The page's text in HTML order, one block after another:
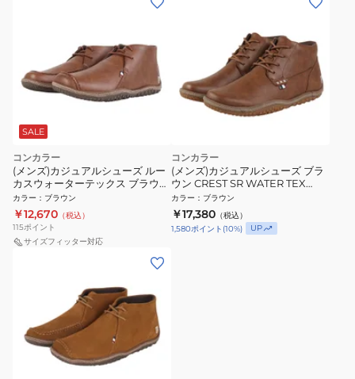
SALE
コンカラー
(メンズ)カジュアルシューズ ルー
カスウォーターテックス ブラウン
LUCAS WATER TEX BROWN
カラー ： ブラウン
￥12,670 （税込）
115ポイント
サイズフィッター対応
コンカラー
(メンズ)カジュアルシューズ ブラ
ウン CREST SR WATER TEX
BROWN ブーツ シューズ
カラー ： ブラウン
￥17,380 （税込）
1,580ポイント (10%) UP